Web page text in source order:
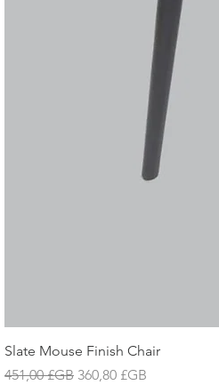
Slate Mouse Finish Chair
Prix original
451,00 £GB Prix promotionnel
360,80 £GB